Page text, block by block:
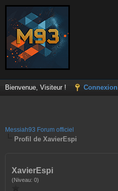
Bienvenue, Visiteur ! Connexion
Messiah93 Forum officiel
Profil de XavierEspi
XavierEspi
(Niveau: 0)